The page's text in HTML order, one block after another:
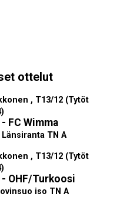
ottelut
, T13/12 (Tytöt
FC Wimma
TN A
, T13/12 (Tytöt
OHF/Turkoosi
iso TN A